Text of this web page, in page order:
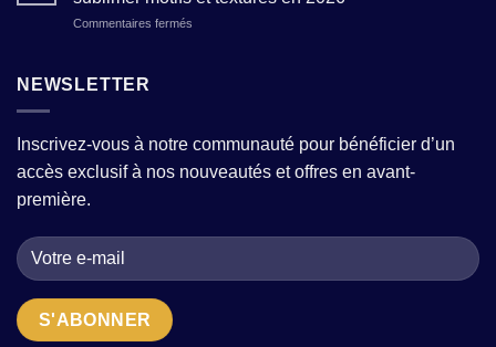
avec
à-
la
adresse
Commentaires fermés
conseils
pour
2026
NEWSLETTER
Inscrivez-vous à notre communauté pour bénéficier d’un
accès exclusif à nos nouveautés et offres en avant-
première.